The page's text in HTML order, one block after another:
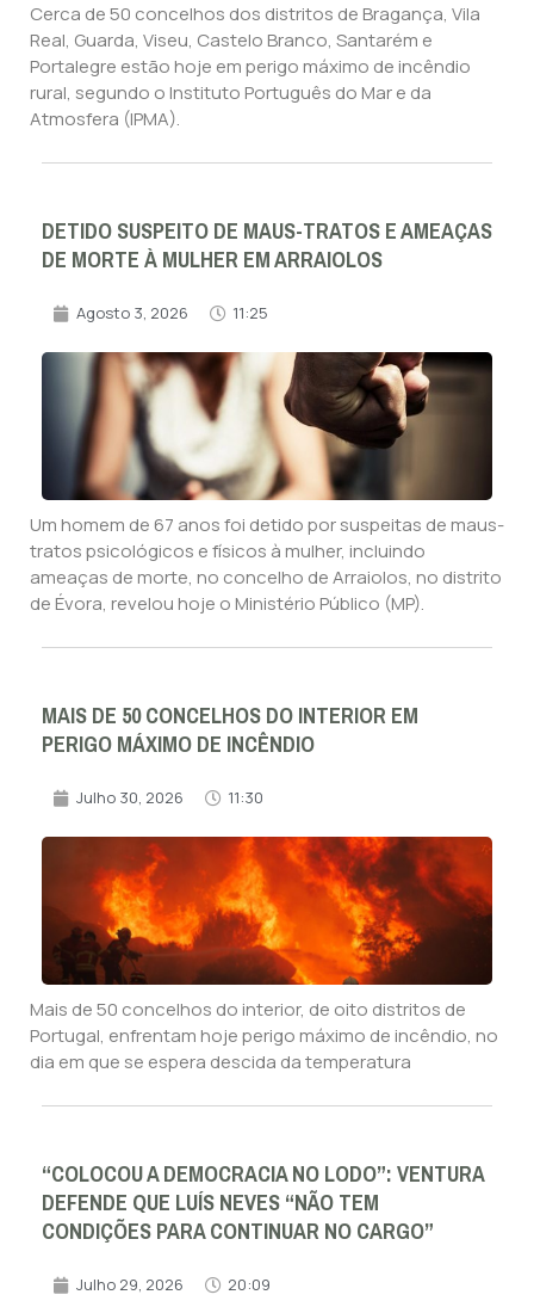
Cerca de 50 concelhos dos distritos de Bragança, Vila
Real, Guarda, Viseu, Castelo Branco, Santarém e
Portalegre estão hoje em perigo máximo de incêndio
rural, segundo o Instituto Português do Mar e da
Atmosfera (IPMA).
DETIDO SUSPEITO DE MAUS-TRATOS E AMEAÇAS
DE MORTE À MULHER EM ARRAIOLOS
Agosto 3, 2026 11:25
Um homem de 67 anos foi detido por suspeitas de maus-
tratos psicológicos e físicos à mulher, incluindo
ameaças de morte, no concelho de Arraiolos, no distrito
de Évora, revelou hoje o Ministério Público (MP).
MAIS DE 50 CONCELHOS DO INTERIOR EM
PERIGO MÁXIMO DE INCÊNDIO
Julho 30, 2026 11:30
Mais de 50 concelhos do interior, de oito distritos de
Portugal, enfrentam hoje perigo máximo de incêndio, no
dia em que se espera descida da temperatura
“COLOCOU A DEMOCRACIA NO LODO”: VENTURA
DEFENDE QUE LUÍS NEVES “NÃO TEM
CONDIÇÕES PARA CONTINUAR NO CARGO”
Julho 29, 2026 20:09